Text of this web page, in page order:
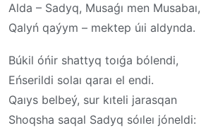
Alda – Sadyq, Musaǵı men Musabaı,
Qalyń qaýym – mektep úıi aldynda.
Búkil óńir shattyq toıǵa bólendi,
Eńserildi solaı qaraı el endi.
Qaıys belbeý, sur kıteli jarasqan
Shoqsha saqal Sadyq sóıleı jóneldi: